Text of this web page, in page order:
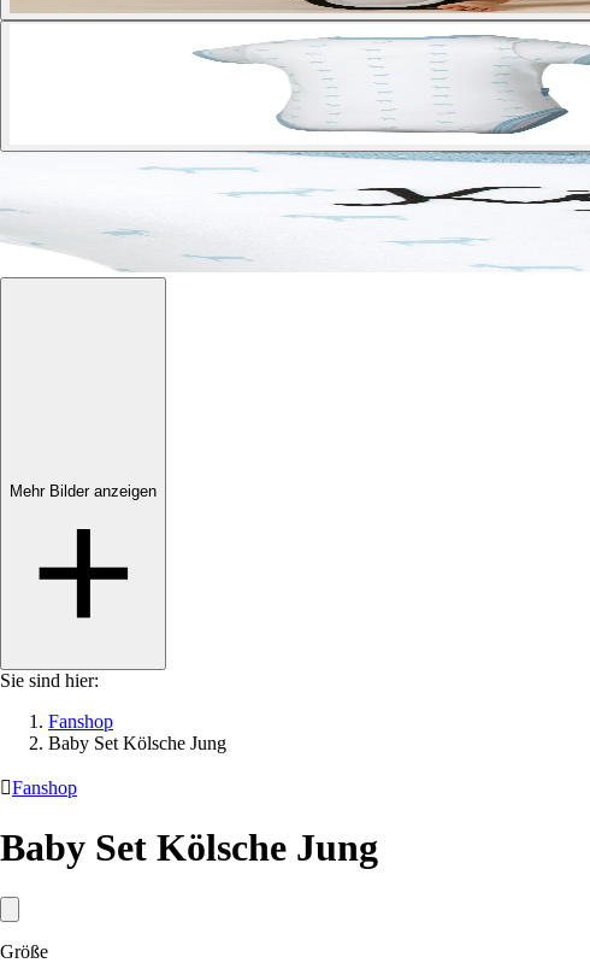
Mehr Bilder anzeigen
Sie sind hier:
Fanshop
Baby Set Kölsche Jung
Fanshop
Baby Set Kölsche Jung
Größe